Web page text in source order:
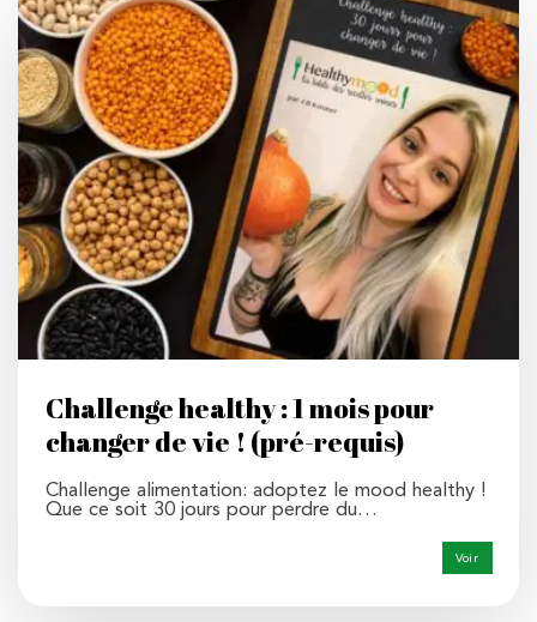
Challenge healthy : 1 mois pour
changer de vie ! (pré-requis)
Challenge alimentation: adoptez le mood healthy !
Que ce soit 30 jours pour perdre du…
Voir